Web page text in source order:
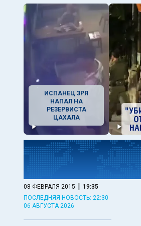
ИСПАНЕЦ ЗРЯ
НАПАЛ НА
РЕЗЕРВИСТА
ЦАХАЛА
08 ФЕВРАЛЯ 2015 | 19:35
ПОСЛЕДНЯЯ НОВОСТЬ: 22:30
06 АВГУСТА 2026